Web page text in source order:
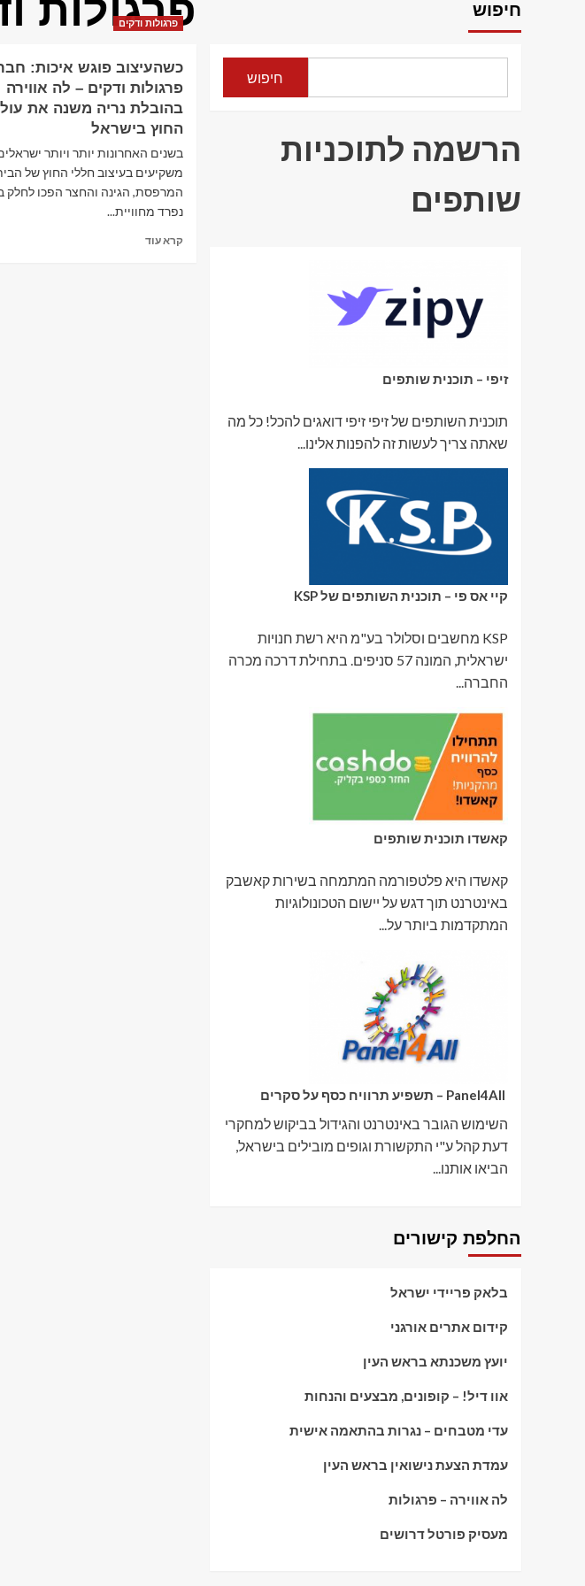
פרגולות
פרגולות ודקים
כשהעיצוב פוגש איכות:
פרגולות ודקים – לה אווירה
בהובלת נריה משנה את
החוץ בישראל
בשנים האחרונות יותר ויותר
משקיעים בעיצוב חללי החוץ של
המרפסת, הגינה והחצר הפכו לחלק
נפרד מחוויית...
קרא עודRead
חיפוש
חיפוש
הרשמה לתוכניות
שותפים
זיפי – תוכנית שותפים
תוכנית השותפים של זיפי זיפי דואגים להכל! כל מה
שאתה צריך לעשות זה להפנות אלינו...
קיי אס פי – תוכנית השותפים של KSP
KSP מחשבים וסלולר בע"מ היא רשת חנויות
ישראלית, המונה 57 סניפים. בתחילת דרכה מכרה
החברה...
קאשדו תוכנית שותפים
קאשדו היא פלטפורמה המתמחה בשירות קאשבק
באינטרנט תוך דגש על יישום הטכונולוגיות
המתקדמות ביותר על...
השימוש הגובר באינטרנט והגידול בביקוש למחקרי
דעת קהל ע"י התקשורת וגופים מובילים בישראל,
הביאו אותנו...
החלפת קישורים
בלאק פריידי ישראל
קידום אתרים אורגני
יועץ משכנתא בראש העין
אוו דיל! – קופונים, מבצעים והנחות
עדי מטבחים – נגרות בהתאמה אישית
עמדת הצעת נישואין בראש העין
לה אווירה – פרגולות
מעסיק פורטל דרושים